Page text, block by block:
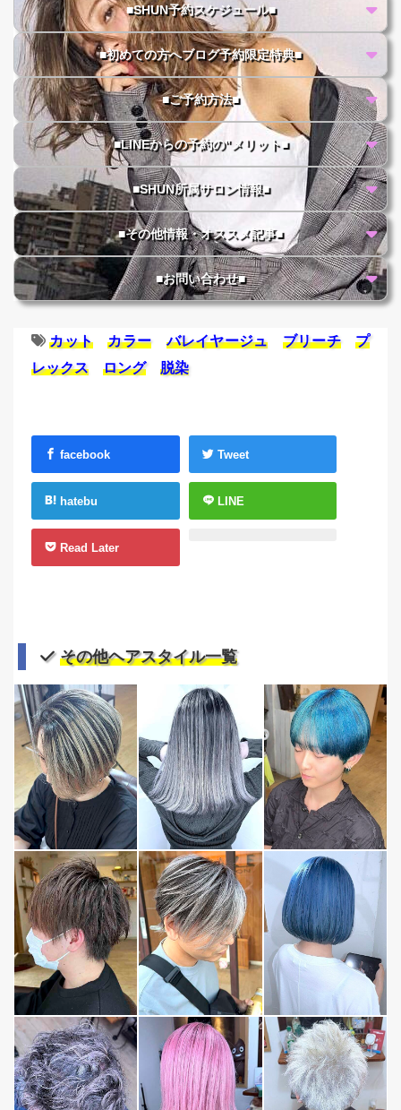
■SHUN予約スケジュール■
■初めての方へブログ予約限定特典■
■ご予約方法■
■LINEからの予約の"メリット■
■SHUN所属サロン情報■
■その他情報・オススメ記事■
■お問い合わせ■
カット カラー バレイヤージュ ブリーチ
プ
レックス
ロング 脱染
facebook Tweet
hatebu LINE
Read Later
その他ヘアスタイル一覧